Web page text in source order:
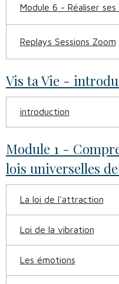
Module 6 - Réaliser
Replays Sessions Zoom
Vis ta Vie -
introduction
Module 1 -
lois universelles
La loi de l'attraction
Loi de la vibration
Les émotions